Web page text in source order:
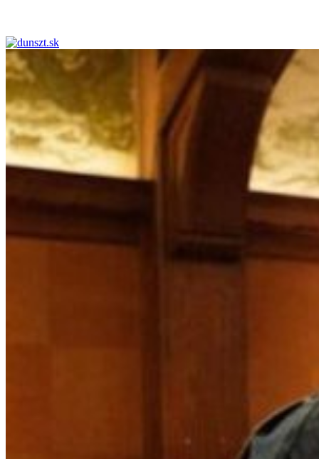
dunszt.sk
kultmag